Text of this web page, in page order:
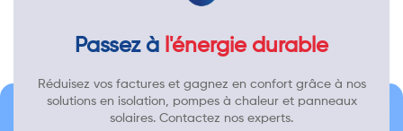
Passez à l'énergie durable
Réduisez vos factures et gagnez en confort grâce à nos
solutions en isolation, pompes à chaleur et panneaux
solaires. Contactez nos experts.